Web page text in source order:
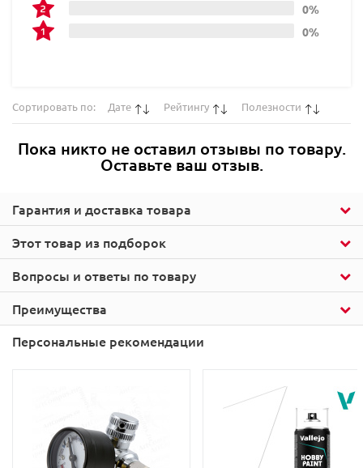
Этот товар из подборок
Гарантия и доставка товара
0%
0%
Сортировать по: Дате Рейтингу Полезности
Пока никто не оставил отзывы по товару.
Оставьте ваш отзыв.
Вопросы и ответы по товару
Преимущества
Персональные рекомендации